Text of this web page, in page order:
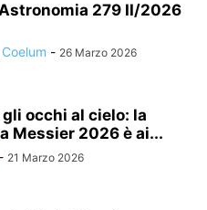
279 II/2026
- 26 Marzo 2026
occhi al cielo: la
Messier 2026 è ai...
- 21 Marzo 2026